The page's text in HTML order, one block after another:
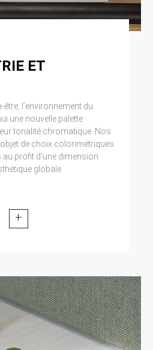
ET
être, l’environnement du
une nouvelle palette
tonalité chromatique. Nos
de choix colorimétriques
profit d’une dimension
globale
+